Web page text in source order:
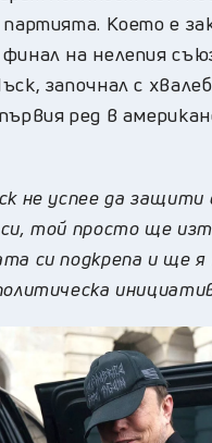
партията. Което е
на нелепия
започнал с
ред в
не успее да
той просто ще
си подкрепа и ще я